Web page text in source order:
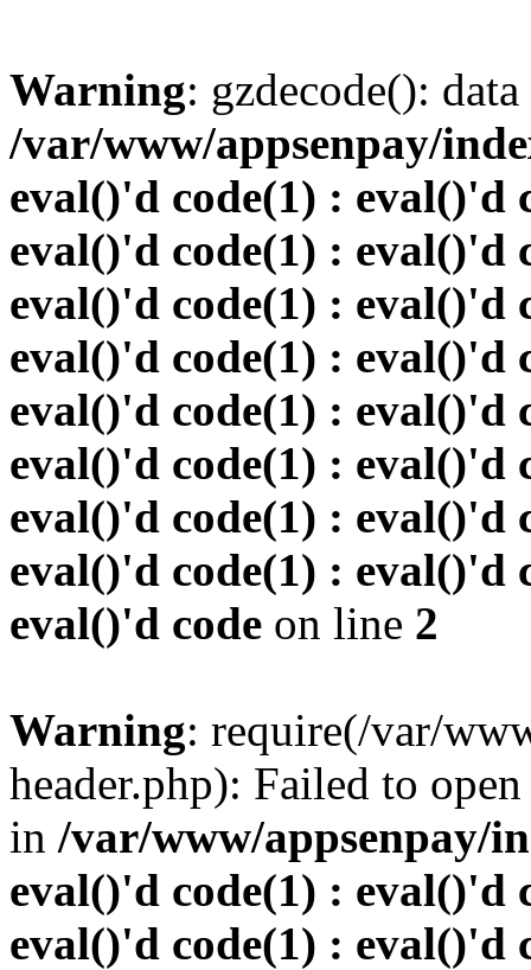
Warning: gzdecode():
/var/www/appsenpay/
eval()'d code(1) : eval()'d
eval()'d code(1) : eval()'d
eval()'d code(1) : eval()'d
eval()'d code(1) : eval()'d
eval()'d code(1) : eval()'d
eval()'d code(1) : eval()'d
eval()'d code(1) : eval()'d
eval()'d code(1) : eval()'d
eval()'d code on line 2
Warning: require(/var/
header.php): Failed to
in /var/www/appsenpay/
eval()'d code(1) : eval()'d
eval()'d code(1) : eval()'d